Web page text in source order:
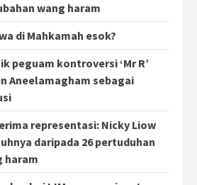
wang haram
di Mahkamah esok?
peguam kontroversi ‘Mr R’
Aneelamagham sebagai
representasi: Nicky Liow
daripada 26 pertuduhan
haram